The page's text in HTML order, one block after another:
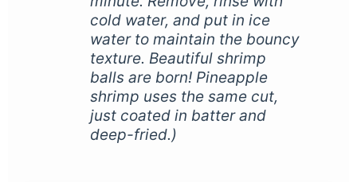
cold water, and put in ice
water to maintain the bouncy
texture. Beautiful shrimp
balls are born! Pineapple
shrimp uses the same cut,
just coated in batter and
deep-fried.)